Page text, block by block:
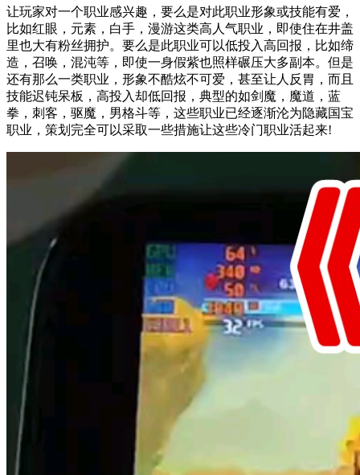
让玩家对一个职业感兴趣，要么是对此职业形象或技能有爱，
比如红眼，元素，白手，漫游这类高人气职业，即使住在井盖
里也大有粉丝拥护。要么是此职业可以低投入高回报，比如缔
造，召唤，混沌等，即使一身假紫也照样碾压大多副本。但是
还有那么一类职业，形象不酷炫不可爱，甚至让人反胃，而且
技能迟钝呆板，高投入却低回报，典型的如剑魔，魔道，蓝
拳，刺客，驱魔，男格斗等，这些职业已经逐渐沦为隐藏国宝
职业，策划完全可以采取一些措施让这些冷门职业活起来!